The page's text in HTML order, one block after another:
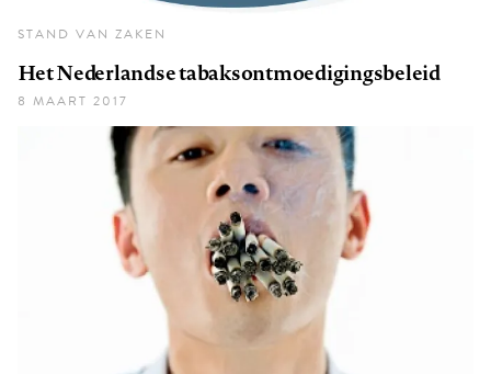
STAND VAN ZAKEN
Het Nederlandse tabaksontmoedigingsbeleid
8 MAART 2017